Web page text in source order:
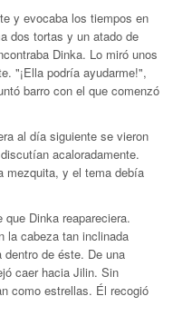
y evocaba los tiempos en
dos tortas y un atado de
Dinka. Lo miró unos
"¡Ella podría ayudarme!",
barro con el que comenzó
al día siguiente se vieron
acaloradamente.
mezquita, y el tema debía
Dinka reapareciera.
la cabeza tan inclinada
de éste. De una
caer hacia Jilin. Sin
como estrellas. Él recogió